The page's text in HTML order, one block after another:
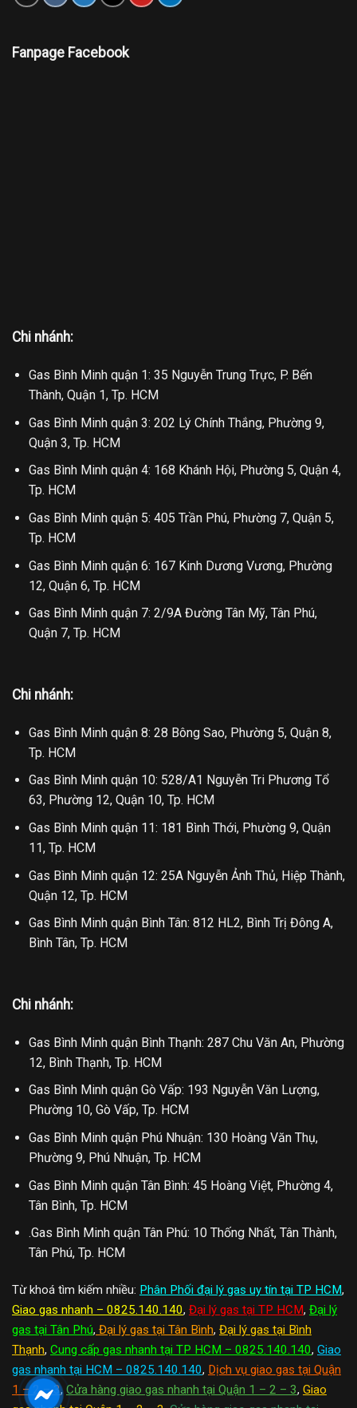
Fanpage Facebook
Chi nhánh:
Gas Bình Minh quận 1: 35 Nguyễn Trung Trực, P. Bến
Thành, Quận 1, Tp. HCM
Gas Bình Minh quận 3: 202 Lý Chính Thắng, Phường 9,
Quận 3, Tp. HCM
Gas Bình Minh quận 4: 168 Khánh Hội, Phường 5, Quận 4,
Tp. HCM
Gas Bình Minh quận 5: 405 Trần Phú, Phường 7, Quận 5,
Tp. HCM
Gas Bình Minh quận 6: 167 Kinh Dương Vương, Phường
12, Quận 6, Tp. HCM
Gas Bình Minh quận 7: 2/9A Đường Tân Mỹ, Tân Phú,
Quận 7, Tp. HCM
Chi nhánh:
Gas Bình Minh quận 8: 28 Bông Sao, Phường 5, Quận 8,
Tp. HCM
Gas Bình Minh quận 10: 528/A1 Nguyễn Tri Phương Tổ
63, Phường 12, Quận 10, Tp. HCM
Gas Bình Minh quận 11: 181 Bình Thới, Phường 9, Quận
11, Tp. HCM
Gas Bình Minh quận 12: 25A Nguyễn Ảnh Thủ, Hiệp Thành,
Quận 12, Tp. HCM
Gas Bình Minh quận Bình Tân: 812 HL2, Bình Trị Đông A,
Bình Tân, Tp. HCM
Chi nhánh:
Gas Bình Minh quận Bình Thạnh: 287 Chu Văn An, Phường
12, Bình Thạnh, Tp. HCM
Gas Bình Minh quận Gò Vấp: 193 Nguyễn Văn Lượng,
Phường 10, Gò Vấp, Tp. HCM
Gas Bình Minh quận Phú Nhuận: 130 Hoàng Văn Thụ,
Phường 9, Phú Nhuận, Tp. HCM
Gas Bình Minh quận Tân Bình: 45 Hoàng Việt, Phường 4,
Tân Bình, Tp. HCM
.Gas Bình Minh quận Tân Phú: 10 Thống Nhất, Tân Thành,
Tân Phú, Tp. HCM
Từ khoá tìm kiếm nhiều: Phân Phối đại lý gas uy tín tại TP HCM,
Giao gas nhanh – 0825.140.140, Đại lý gas tại TP HCM, Đại lý
gas tại Tân Phú, Đại lý gas tại Tân Bình, Đại lý gas tại Bình
Thạnh, Cung cấp gas nhanh tại TP HCM – 0825.140.140, Giao
gas nhanh tại HCM – 0825.140.140, Dịch vụ giao gas tại Quận
1 – 2 – 3,Cửa hàng giao gas nhanh tại Quận 1 – 2 – 3, Giao